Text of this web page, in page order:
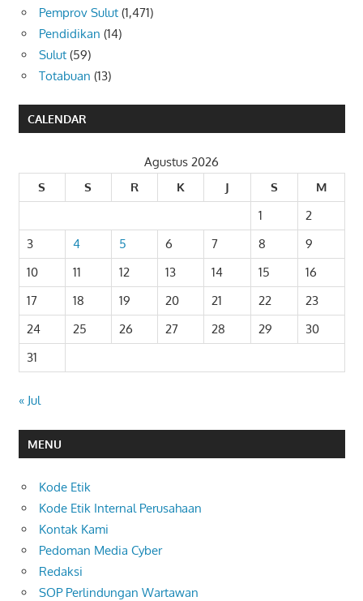
Pemprov Sulut (1,471)
Pendidikan (14)
Sulut (59)
Totabuan (13)
CALENDAR
Agustus 2026
S
S R K J S
M
1
2
3
4 5 6 7 8
9
10
11 12 13 14 15
16
17
18 19 20 21 22
23
24
25 26 27 28 29
30
31
« Jul
MENU
Kode Etik
Kode Etik Internal Perusahaan
Kontak Kami
Pedoman Media Cyber
Redaksi
SOP Perlindungan Wartawan